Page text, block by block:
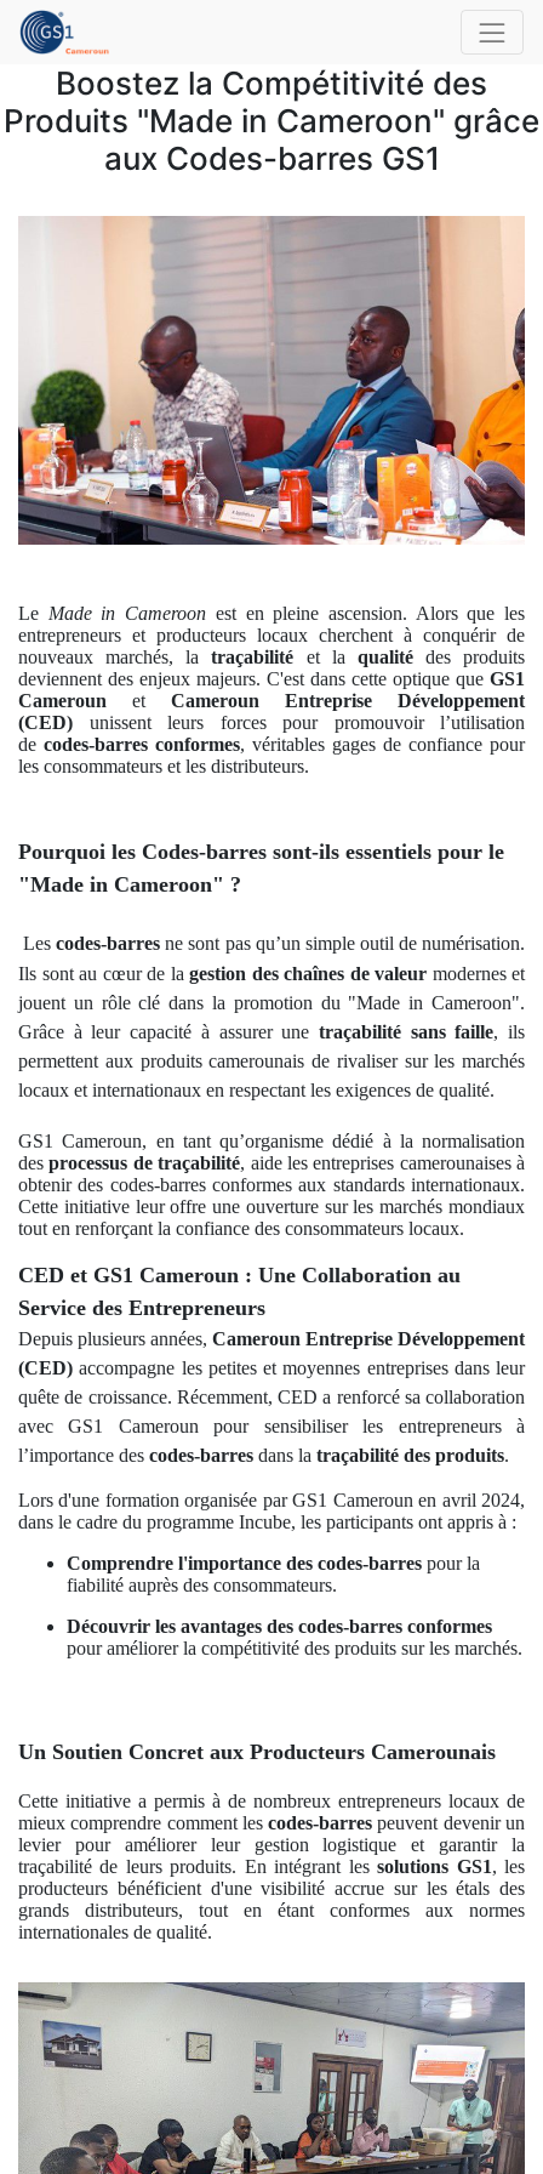
Boostez la Compétitivité des
Produits "Made in Cameroon" grâce
aux Codes-barres GS1
Le Made in Cameroon est en pleine ascension. Alors que les
entrepreneurs et producteurs locaux cherchent à conquérir de
nouveaux marchés, latraçabilité et la qualitédes produits
deviennent des enjeux majeurs. C'est dans cette optique que GS1
Cameroun et Cameroun Entreprise Développement
(CED) unissent leurs forces pour promouvoir l’utilisation
de codes-barres conformes, véritables gages de confiance pour
les consommateurs et les distributeurs.
Pourquoi les Codes-barres sont-ils essentiels pour le
"Made in Cameroon" ?
Lescodes-barres ne sont pas qu’un simple outil de numérisation.
Ils sont au cœur de la gestion des chaînes de valeur modernes et
jouent un rôle clé dans la promotion du "Made in Cameroon".
Grâce à leur capacité à assurer une traçabilité sans faille, ils
permettent aux produits camerounais de rivaliser sur les marchés
locaux et internationaux en respectant les exigences de qualité.
GS1 Cameroun, en tant qu’organisme dédié à la normalisation
desprocessus de traçabilité, aide les entreprises camerounaises à
obtenir des codes-barres conformes aux standards internationaux.
Cette initiative leur offre une ouverture sur les marchés mondiaux
tout en renforçant la confiance des consommateurs locaux.
CED et GS1 Cameroun : Une Collaboration au
Service des Entrepreneurs
Depuis plusieurs années, Cameroun Entreprise Développement
(CED) accompagne les petites et moyennes entreprises dans leur
quête de croissance. Récemment, CED a renforcé sa collaboration
avec GS1 Cameroun pour sensibiliser les entrepreneurs à
l’importance des codes-barres dans la traçabilité des produits.
Lors d'une formation organisée par GS1 Cameroun en avril 2024,
dans le cadre du programme Incube, les participants ont appris à :
Comprendre l'importance des codes-barres pour la
fiabilité auprès des consommateurs.
Découvrir les avantages des codes-barres conformes
pour améliorer la compétitivité des produits sur les marchés.
Un Soutien Concret aux Producteurs Camerounais
Cette initiative a permis à de nombreux entrepreneurs locaux de
mieux comprendre comment lescodes-barres peuvent devenir un
levier pour améliorer leur gestion logistique et garantir la
traçabilité de leurs produits. En intégrant lessolutions GS1, les
producteurs bénéficient d'une visibilité accrue sur les étals des
grands distributeurs, tout en étant conformes aux normes
internationales de qualité.